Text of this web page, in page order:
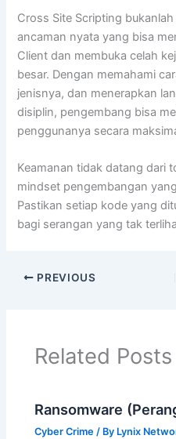
Cross Site Scripting
ancaman nyata yang bisa
Client dan membuka celah
besar. Dengan memahami
jenisnya, dan menerapkan
disiplin, pengembang bisa
penggunanya secara
Keamanan tidak datang dari
mindset pengembangan
Pastikan setiap kode yang
bagi serangan yang tak
PREVIOUS
Related Posts
Ransomware
Cyber Crime / By Lynix